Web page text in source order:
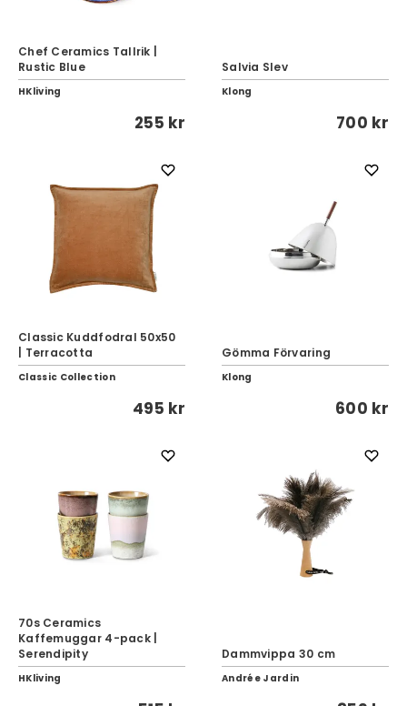
Chef Ceramics Tallrik |
Rustic Blue
HKliving
255 kr
Salvia Slev
Klong
700 kr
Classic Kuddfodral 50x50
| Terracotta
Classic Collection
495 kr
Gömma Förvaring
Klong
600 kr
70s Ceramics
Kaffemuggar 4-pack |
Serendipity
HKliving
Dammvippa 30 cm
Andrée Jardin